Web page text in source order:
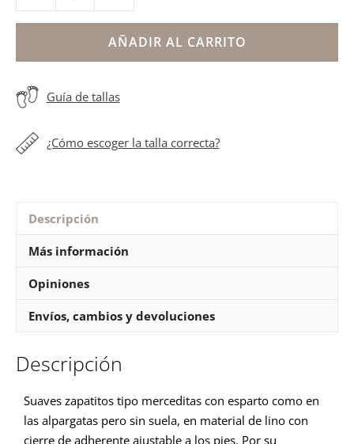
bebé
lino
flor
AÑADIR AL CARRITO
Guía de tallas
¿Cómo escoger la talla correcta?
Descripción
Más información
Opiniones
Envíos, cambios y devoluciones
Descripción
Suaves zapatitos tipo merceditas con esparto como en
las alpargatas pero sin suela, en material de lino con
cierre de adherente ajustable a los pies. Por su